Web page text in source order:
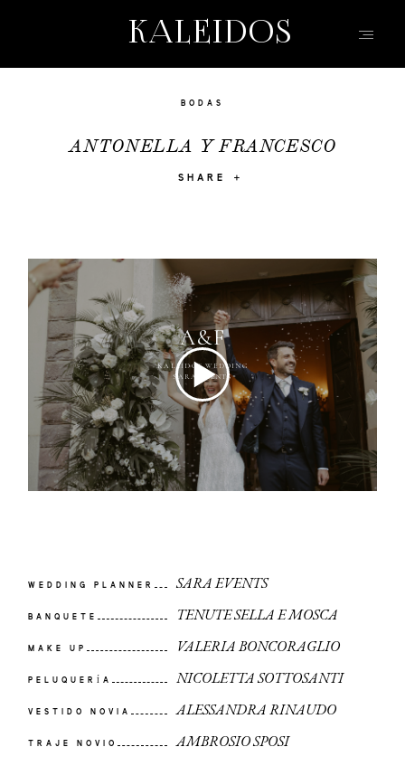
KALEIDOS
BODAS
ANTONELLA Y FRANCESCO
SHARE
WEDDING PLANNER SARA EVENTS
BANQUETE TENUTE SELLA E MOSCA
MAKE UP VALERIA BONCORAGLIO
PELUQUERÍA NICOLETTA SOTTOSANTI
VESTIDO NOVIA ALESSANDRA RINAUDO
TRAJE NOVIO AMBROSIO SPOSI
KALEIDOS
BLOG | HISTORIAS
EVENTOS | MODA
CONTACTO